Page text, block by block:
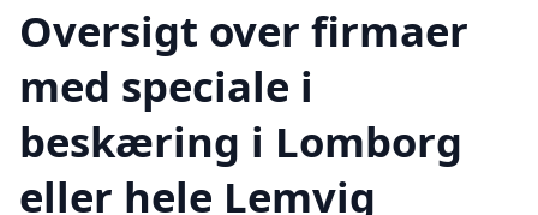
Oversigt over firmaer
med speciale i
beskæring i Lomborg
eller hele Lemvig